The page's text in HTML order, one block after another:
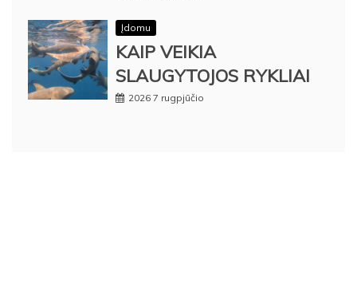
Įdomu
KAIP VEIKIA
SLAUGYTOJOS RYKLIAI
2026 7 rugpjūčio